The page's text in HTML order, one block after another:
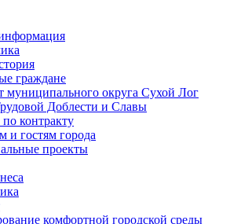
граждане
муниципального округа Сухой Лог
Доблести и Славы
контракту
и гостям города
проекты
комфортной городской среды